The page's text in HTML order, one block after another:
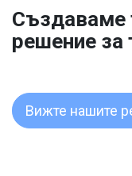
Създаваме
решение за
Вижте нашите